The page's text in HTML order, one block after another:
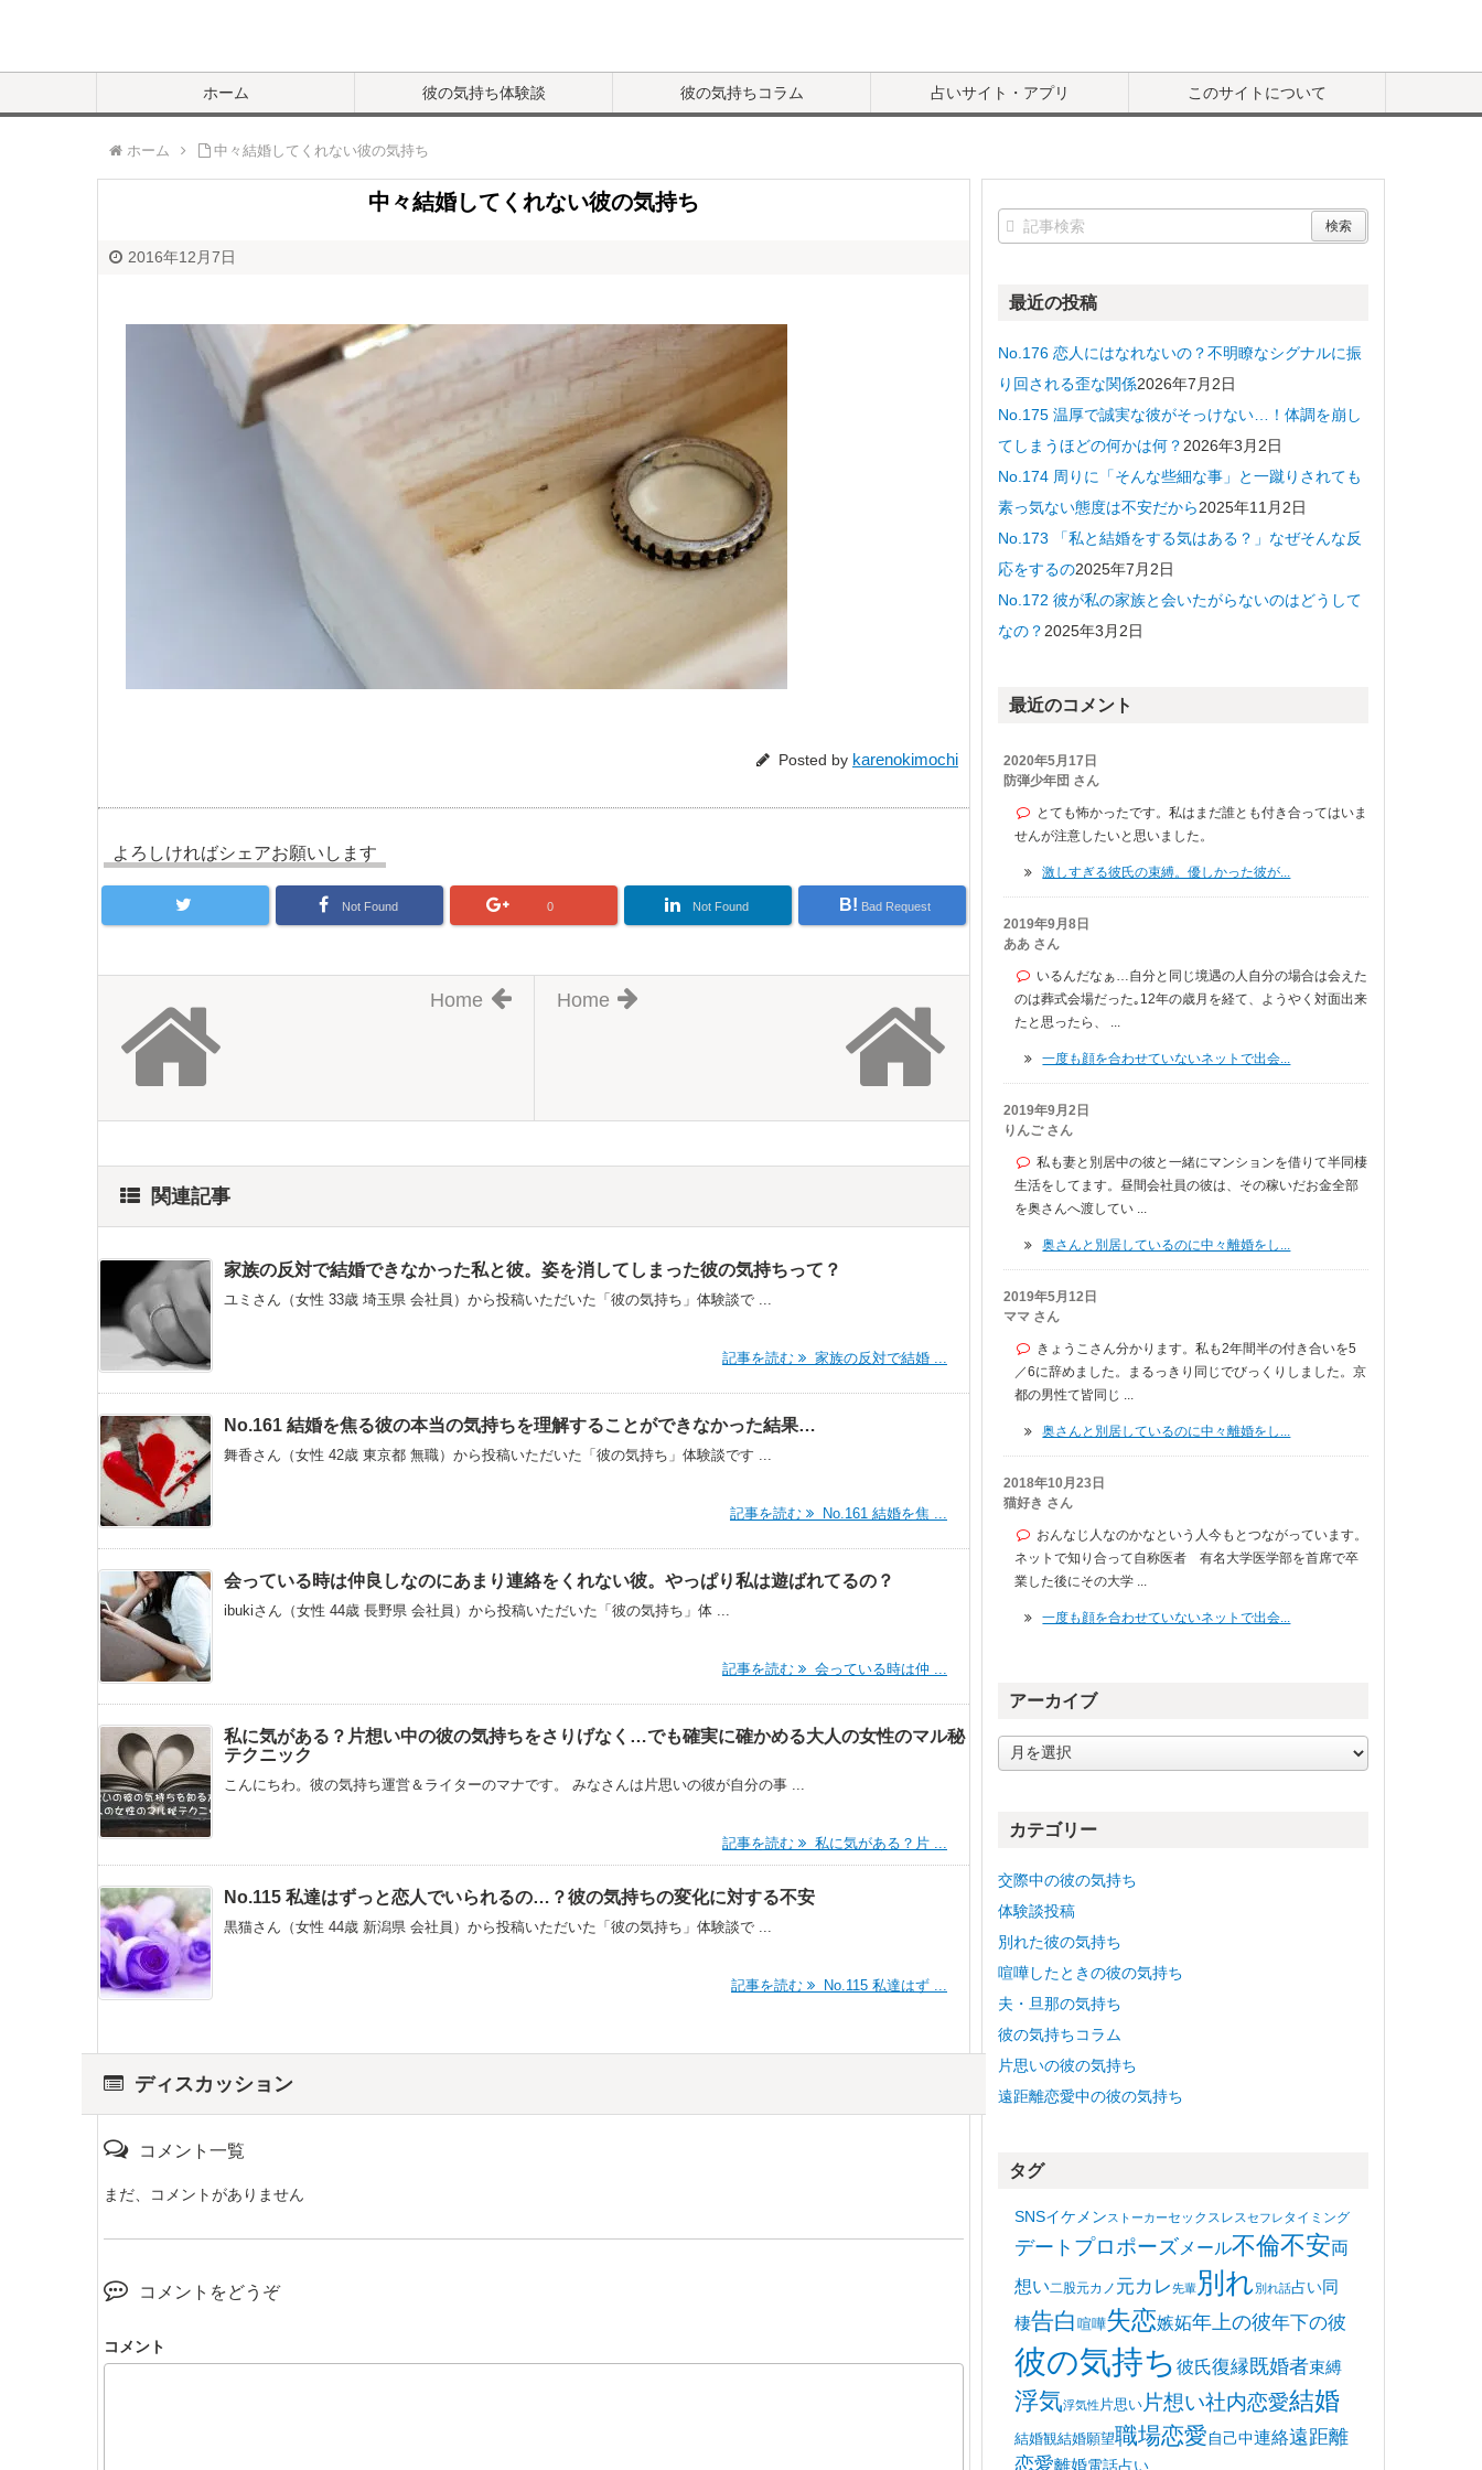
ホーム 彼の気持ち体験談 彼の気持ちコラム 占いサイト・アプリ このサイトについて
ホーム 中々結婚してくれない彼の気持ち
中々結婚してくれない彼の気持ち
2016年12月7日
Posted by karenokimochi
よろしければシェアお願いします
Not Found 0 Not Found B! Bad Request
Home
Home
関連記事
家族の反対で結婚できなかった私と彼。姿を消してしまった彼の気持ちって？
ユミさん（女性 33歳 埼玉県 会社員）から投稿いただいた「彼の気持ち」体験談で ...
記事を読む 家族の反対で結婚 ...
No.161 結婚を焦る彼の本当の気持ちを理解することができなかった結果…
舞香さん（女性 42歳 東京都 無職）から投稿いただいた「彼の気持ち」体験談です ...
記事を読む No.161 結婚を焦 ...
会っている時は仲良しなのにあまり連絡をくれない彼。やっぱり私は遊ばれてるの？
ibukiさん（女性 44歳 長野県 会社員）から投稿いただいた「彼の気持ち」体 ...
記事を読む 会っている時は仲 ...
私に気がある？片想い中の彼の気持ちをさりげなく…でも確実に確かめる大人の女性のマル秘
テクニック
こんにちわ。彼の気持ち運営＆ライターのマナです。 みなさんは片思いの彼が自分の事 ...
記事を読む 私に気がある？片 ...
No.115 私達はずっと恋人でいられるの…？彼の気持ちの変化に対する不安
黒猫さん（女性 44歳 新潟県 会社員）から投稿いただいた「彼の気持ち」体験談で ...
記事を読む No.115 私達はず ...
ディスカッション
コメント一覧
まだ、コメントがありません
コメントをどうぞ
コメント
最近の投稿
No.176 恋人にはなれないの？不明瞭なシグナルに振
り回される歪な関係2026年7月2日
No.175 温厚で誠実な彼がそっけない…！体調を崩し
てしまうほどの何かは何？ 2026年3月2日
No.174 周りに「そんな些細な事」と一蹴りされても
素っ気ない態度は不安だから2025年11月2日
No.173 「私と結婚をする気はある？」なぜそんな反
応をするの2025年7月2日
No.172 彼が私の家族と会いたがらないのはどうして
なの？ 2025年3月2日
最近のコメント
2020年5月17日
防弾少年団 さん
とても怖かったです。私はまだ誰とも付き合ってはいま
せんが注意したいと思いました。
激しすぎる彼氏の束縛。優しかった彼が...
2019年9月8日
ああ さん
いるんだなぁ…自分と同じ境遇の人自分の場合は会えた
のは葬式会場だった｡12年の歳月を経て、ようやく対面出来
たと思ったら、 ...
一度も顔を合わせていないネットで出会...
2019年9月2日
りんご さん
私も妻と別居中の彼と一緒にマンションを借りて半同棲
生活をしてます。昼間会社員の彼は、その稼いだお金全部
を奥さんへ渡してい ...
奥さんと別居しているのに中々離婚をし...
2019年5月12日
ママ さん
きょうこさん分かります。私も2年間半の付き合いを5
／6に辞めました。まるっきり同じでびっくりしました。京
都の男性て皆同じ ...
奥さんと別居しているのに中々離婚をし...
2018年10月23日
猫好き さん
おんなじ人なのかなという人今もとつながっています。
ネットで知り合って自称医者 有名大学医学部を首席で卒
業した後にその大学 ...
一度も顔を合わせていないネットで出会...
アーカイブ
ー
ブカテゴリー
交際中の彼の気持ち
体験談投稿
別れた彼の気持ち
喧嘩したときの彼の気持ち
夫・旦那の気持ち
彼の気持ちコラム
片思いの彼の気持ち
遠距離恋愛中の彼の気持ち
タグ
SNSイケメンストーカーセックスレスセフレタイミング
デート プロポーズ メール不倫不安両
想い二股元カノ 元カレ先輩 別れ別れ話占い同
棲告白 喧嘩失恋嫉妬年上の彼年下の彼
彼の気持ち 彼氏復縁既婚者束縛
浮気浮気性 片思い 片想い社内恋愛結婚
結婚観結婚願望職場恋愛自己中連絡遠距離
恋愛離婚電話占い